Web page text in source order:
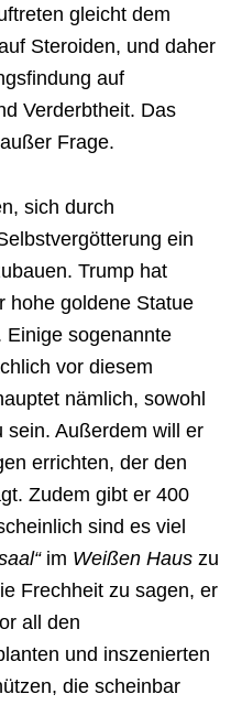
gleicht dem
Steroiden, und daher
auf
Verderbtheit. Das
Frage.
sich durch
ein
Trump hat
hohe goldene Statue
Einige sogenannte
vor diesem
nämlich, sowohl
Außerdem will er
errichten, der den
Zudem gibt er 400
sind es viel
im Weißen Haus zu
Frechheit zu sagen, er
all den
und inszenierten
die scheinbar